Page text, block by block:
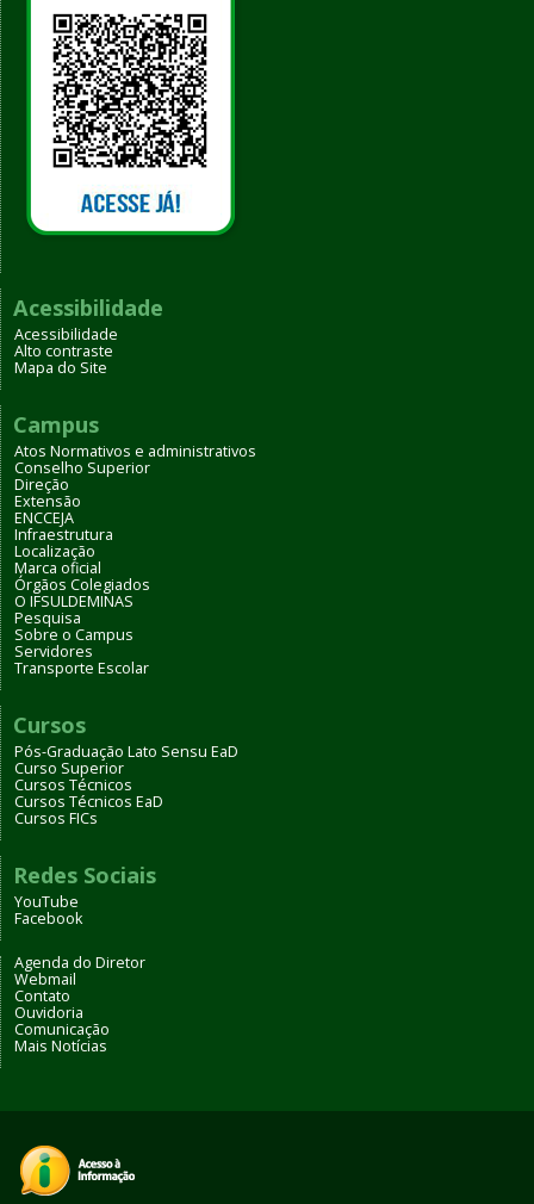
Acessibilidade
Acessibilidade
Alto contraste
Mapa do Site
Campus
Atos Normativos e administrativos
Conselho Superior
Direção
Extensão
ENCCEJA
Infraestrutura
Localização
Marca oficial
Órgãos Colegiados
O IFSULDEMINAS
Pesquisa
Sobre o Campus
Servidores
Transporte Escolar
Cursos
Pós-Graduação Lato Sensu EaD
Curso Superior
Cursos Técnicos
Cursos Técnicos EaD
Cursos FICs
Redes Sociais
YouTube
Facebook
Agenda do Diretor
Webmail
Contato
Ouvidoria
Comunicação
Mais Notícias